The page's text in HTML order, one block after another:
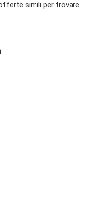
simili per trovare